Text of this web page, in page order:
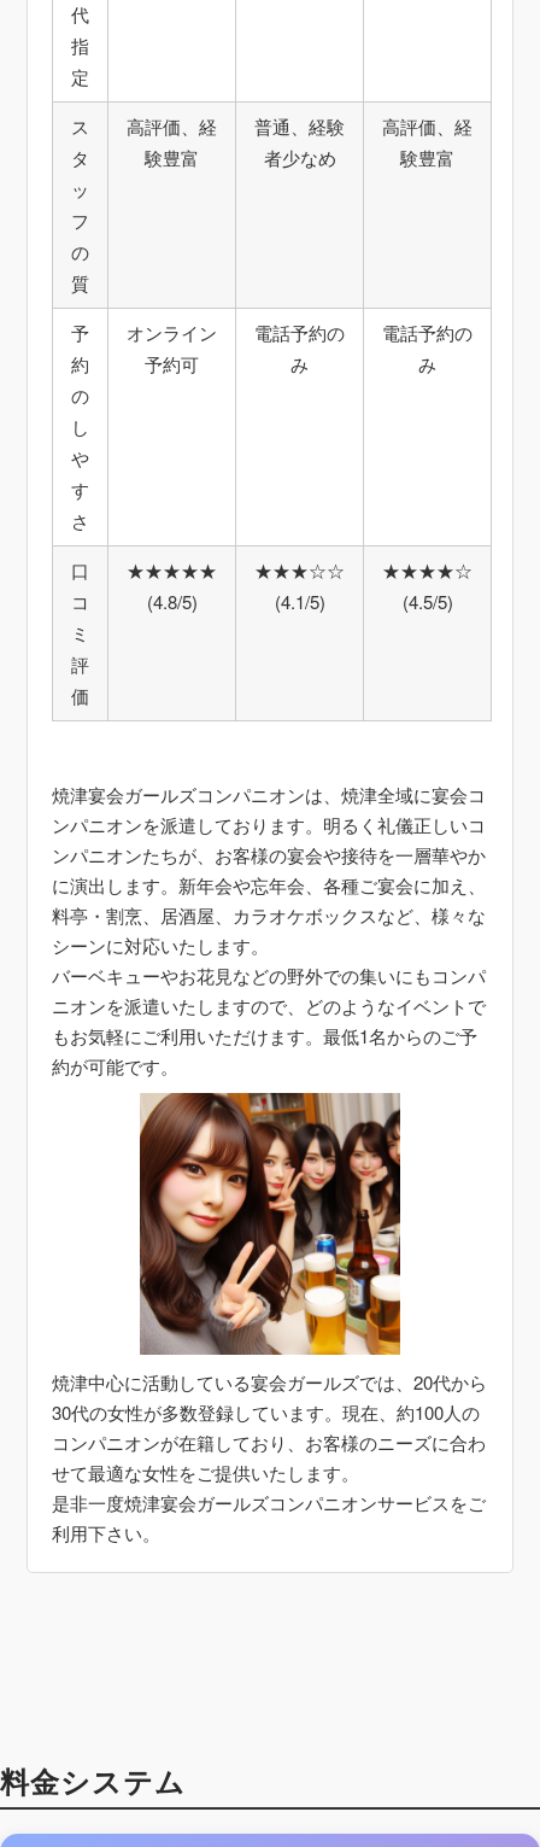
代
指
定
ス
タ
ッ
フ
の
質
高評価、経
験豊富
普通、経験
者少なめ
高評価、経
験豊富
予
約
の
し
や
す
さ
オンライン
予約可
電話予約の
み
電話予約の
み
口
コ
ミ
評
価
★★★★★
(4.8/5)
★★★☆☆
(4.1/5)
★★★★☆
(4.5/5)
焼津宴会ガールズコンパニオンは、焼津全域に宴会コ
ンパニオンを派遣しております。明るく礼儀正しいコ
ンパニオンたちが、お客様の宴会や接待を一層華やか
に演出します。新年会や忘年会、各種ご宴会に加え、
料亭・割烹、居酒屋、カラオケボックスなど、様々な
シーンに対応いたします。
バーベキューやお花見などの野外での集いにもコンパ
ニオンを派遣いたしますので、どのようなイベントで
もお気軽にご利用いただけます。最低1名からのご予
約が可能です。
焼津中心に活動している宴会ガールズでは、20代から
30代の女性が多数登録しています。現在、約100人の
コンパニオンが在籍しており、お客様のニーズに合わ
せて最適な女性をご提供いたします。
是非一度焼津宴会ガールズコンパニオンサービスをご
利用下さい。
料金システム